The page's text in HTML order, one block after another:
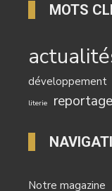
MOTS
développement
literie
Notre magazine